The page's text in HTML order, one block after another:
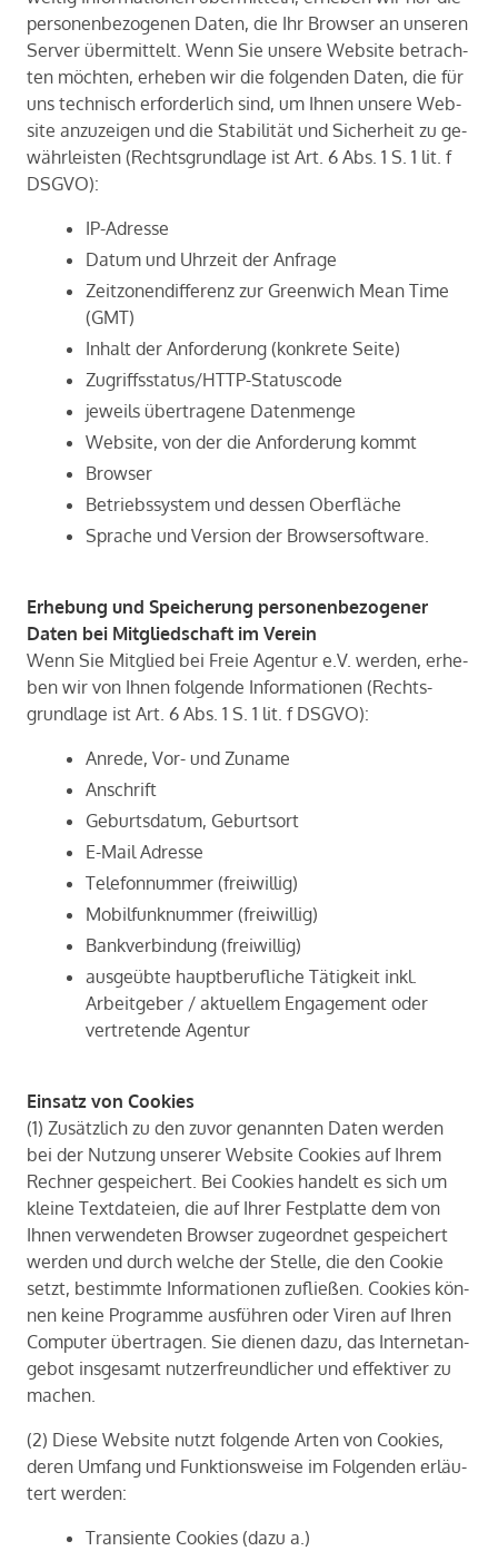
per­so­nen­be­zo­ge­nen Daten, die Ihr Brow­ser an un­se­ren
Ser­ver über­mit­telt. Wenn Sie un­se­re Web­site be­trach­
ten möch­ten, er­he­ben wir die fol­gen­den Daten, die für
uns tech­nisch er­for­der­lich sind, um Ihnen un­se­re Web­
site an­zu­zei­gen und die Sta­bi­li­tät und Si­cher­heit zu ge­
währ­leis­ten (Rechts­grund­la­ge ist Art. 6 Abs. 1 S. 1 lit. f
DSGVO):
IP-Adresse
Datum und Uhrzeit der Anfrage
Zeitzonendifferenz zur Greenwich Mean Time
(GMT)
Inhalt der Anforderung (konkrete Seite)
Zugriffsstatus/HTTP-Statuscode
jeweils übertragene Datenmenge
Website, von der die Anforderung kommt
Browser
Betriebssystem und dessen Oberfläche
Sprache und Version der Browsersoftware.
Er­he­bung und Spei­che­rung per­so­nen­be­zo­ge­ner
Daten bei Mit­glied­schaft im Ver­ein
Wenn Sie Mit­glied bei Freie Agen­tur e.V. wer­den, er­he­
ben wir von Ihnen fol­gen­de In­for­ma­tio­nen (Rechts­
grund­la­ge ist Art. 6 Abs. 1 S. 1 lit. f DSGVO):
Anrede, Vor- und Zuname
Anschrift
Geburtsdatum, Geburtsort
E-Mail Adresse
Telefonnummer (freiwillig)
Mobilfunknummer (freiwillig)
Bankverbindung (freiwillig)
ausgeübte hauptberufliche Tätigkeit inkl.
Arbeitgeber / aktuellem Engagement oder
vertretende Agentur
Ein­satz von Coo­kies
(1) Zu­sätz­lich zu den zuvor ge­nann­ten Daten wer­den
bei der Nut­zung un­se­rer Web­site Coo­kies auf Ihrem
Rech­ner ge­spei­chert. Bei Coo­kies han­delt es sich um
klei­ne Text­da­tei­en, die auf Ihrer Fest­plat­te dem von
Ihnen ver­wen­de­ten Brow­ser zu­ge­ord­net ge­spei­chert
wer­den und durch wel­che der Stel­le, die den Coo­kie
setzt, be­stimm­te In­for­ma­tio­nen zu­flie­ßen. Coo­kies kön­
nen keine Pro­gram­me aus­füh­ren oder Viren auf Ihren
Com­pu­ter über­tra­gen. Sie die­nen dazu, das In­ter­net­an­
ge­bot ins­ge­samt nut­zer­freund­li­cher und ef­fek­ti­ver zu
ma­chen.
(2) Diese Web­site nutzt fol­gen­de Arten von Coo­kies,
deren Um­fang und Funk­ti­ons­wei­se im Fol­gen­den er­läu­
tert wer­den:
Transiente Cookies (dazu a.)